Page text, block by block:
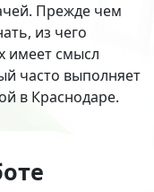
Прежде чем
из чего
имеет смысл
часто выполняет
в Краснодаре.